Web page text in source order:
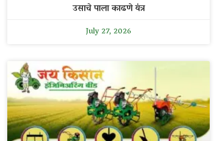
उसाचे पाला काढणे यंत्र
July 27, 2026